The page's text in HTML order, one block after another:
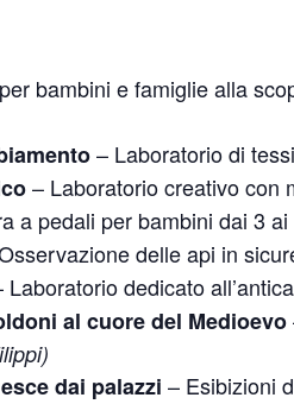
bambini e famiglie alla
– Laboratorio di
– Laboratorio creativo con
a pedali per bambini dai 3
delle api in
Laboratorio dedicato
al cuore del Medioevo
dai palazzi – Esibizioni